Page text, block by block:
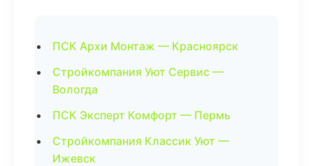
ПСК Архи Монтаж — Красноярск
Стройкомпания Уют Сервис —
Вологда
ПСК Эксперт Комфорт — Пермь
Стройкомпания Классик Уют —
Ижевск